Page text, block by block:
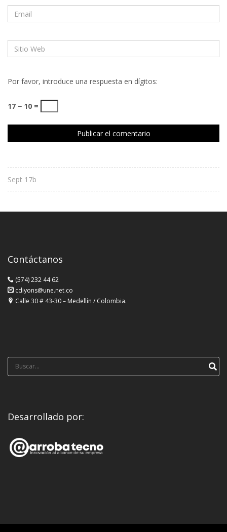
Por favor, introduce una respuesta en dígitos:
17 − 10 =
Sept 17b
Contáctanos
(574) 232 44 62
cdiyons@une.net.co
Calle 30 # 43-30 – Medellín / Colombia.
Búsqueda
para:
Desarrollado por: